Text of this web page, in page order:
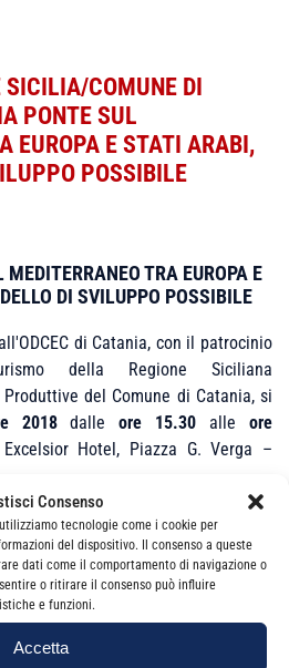
Consenso
tecnologie come i cookie per
del dispositivo. Il consenso a queste
dati come il comportamento di navigazione o
o ritirare il consenso può influire
e funzioni.
Accetta
SICILIA/COMUNE DI
PONTE SUL
EUROPA E STATI ARABI,
POSSIBILE
TRA EUROPA E
DI SVILUPPO POSSIBILE
di Catania, con il patrocinio
della Regione Siciliana
del Comune di Catania, si
2018dalleore 15.30 alleore
Hotel, Piazza G. Verga –
ai fini della fpc ODCEC – clicca qui